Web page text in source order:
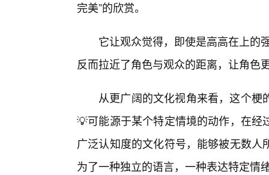
完美”的欣赏。
它让观众觉得，即使是高高在上的
反而拉近了角色与观众的距离，让角色
从更广阔的文化视角来看，这个
💡可能源于某个特定情境的动作，在
广泛认知度的文化符号，能够被无数
为了一种独立的语言，一种表达特定情